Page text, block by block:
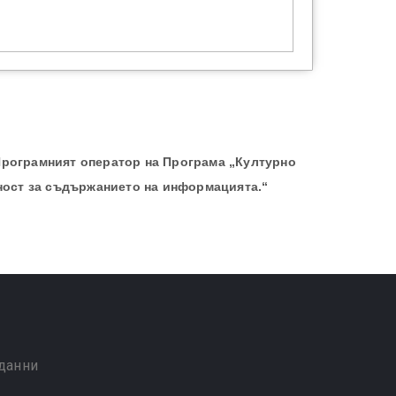
оператор на Програма „Културно
за съдържанието на информацията.“